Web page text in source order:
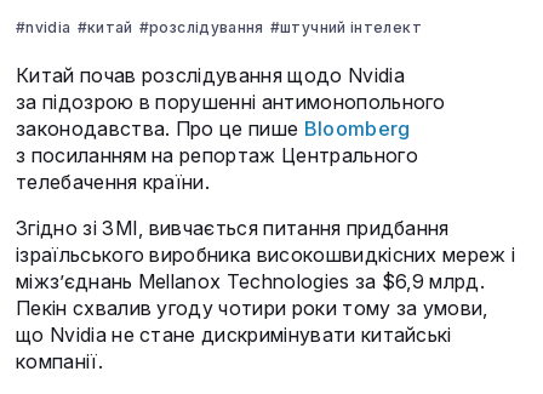
#nvidia #китай #розслідування #штучний інтелект
Китай почав розслідування щодо Nvidia
за підозрою в порушенні антимонопольного
законодавства. Про це пише Bloomberg
з посиланням на репортаж Центрального
телебачення країни.
Згідно зі ЗМІ, вивчається питання придбання
ізраїльського виробника високошвидкісних мереж і
міжз’єднань Mellanox Technologies за $6,9 млрд.
Пекін схвалив угоду чотири роки тому за умови,
що Nvidia не стане дискримінувати китайські
компанії.